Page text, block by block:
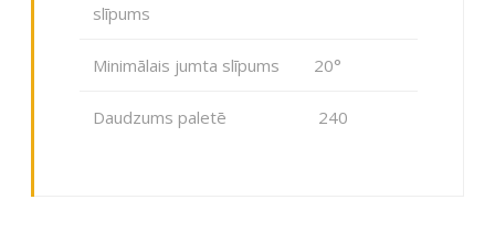
slīpums
Minimālais jumta slīpums 20°
Daudzums paletē 240